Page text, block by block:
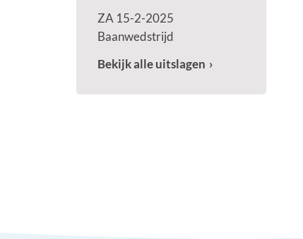
ZA 15-2-2025
Baanwedstrijd
Bekijk alle uitslagen